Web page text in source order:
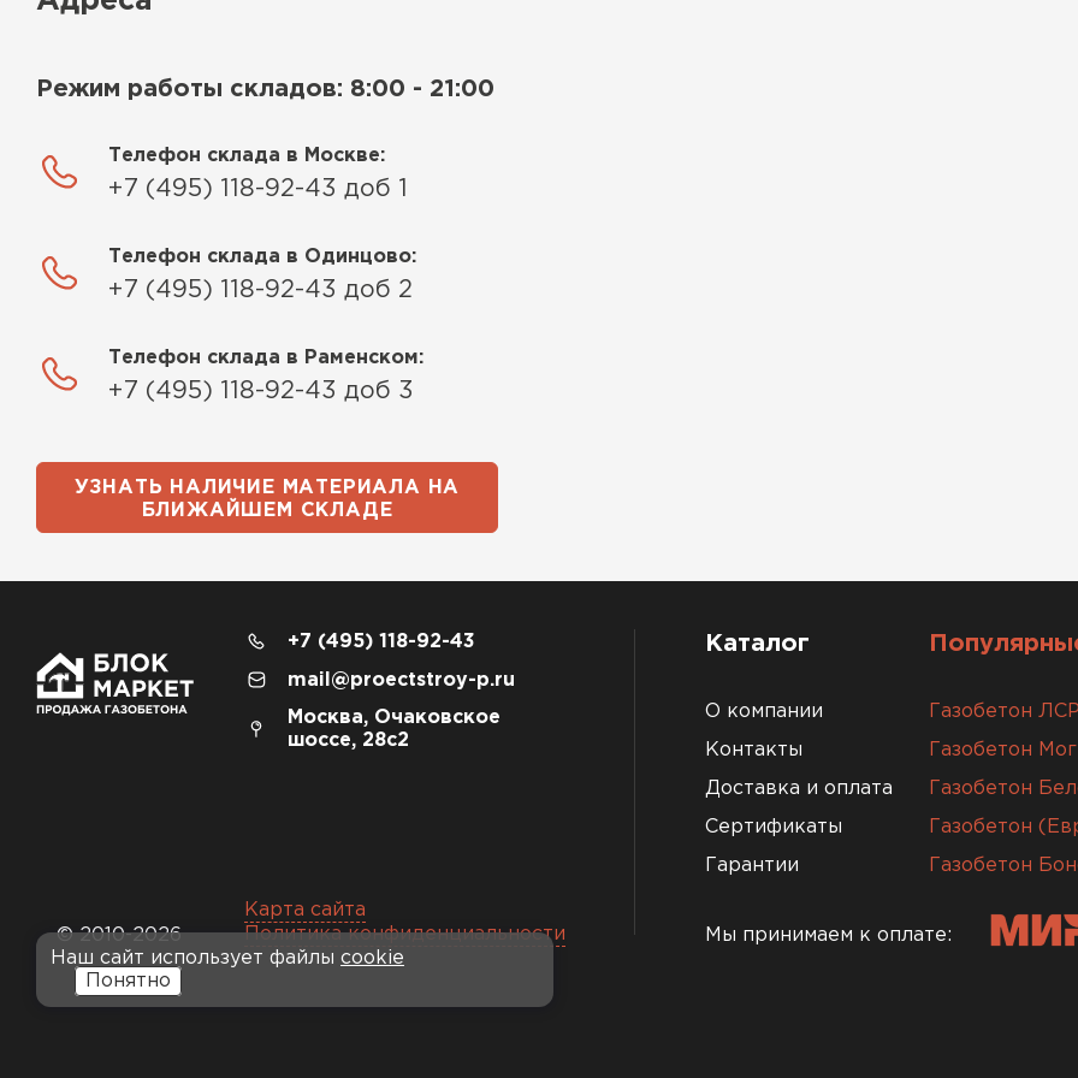
Режим работы складов: 8:00 - 21:00
Телефон склада в Москве:
+7 (495) 118-92-43 доб 1
Телефон склада в Одинцово:
+7 (495) 118-92-43 доб 2
Телефон склада в Раменском:
+7 (495) 118-92-43 доб 3
УЗНАТЬ НАЛИЧИЕ МАТЕРИАЛА НА
БЛИЖАЙШЕМ СКЛАДЕ
© 2010-2026
+7 (495) 118-92-43
mail@proectstroy-p.ru
Москва, Очаковское
шоссе, 28с2
Карта сайта
Политика конфиденциальности
Каталог
О компании
Контакты
Доставка и оплата
Сертификаты
Гарантии
Газобетон ЛСР
Газобетон
Газобетон
Газобетон
Газобетон
Мы принимаем к оплате:
Наш сайт использует файлы cookie
Понятно